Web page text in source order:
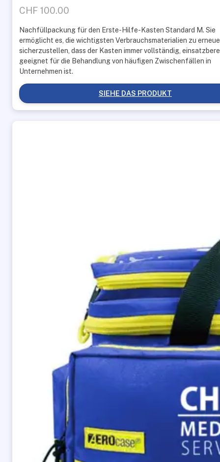
CHF100.00
Nachfüllpackung für den Erste-Hilfe-Kasten Standard M. Sie
ermöglicht es, die wichtigsten Verbrauchsmaterialien zu
sicherzustellen, dass der Kasten immer vollständig,
geeignet für die Behandlung von häufigen Zwischenfällen in
Unternehmen ist.
SIEHE DAS PRODUKT